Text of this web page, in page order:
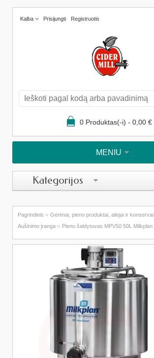
Kalba Prisijungti Registruotis
0Produktas(-i) - 0,00€
MENIU
Kategorijos
Pagrindinis » Gėrimai, pieno produktai, aliejai ir konservai
Aušinimo įranga » Pieno šaldytuvas MPV50 50L Milkplan